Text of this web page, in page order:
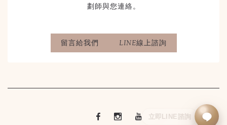
劃師與您連絡。
留言給我們 LINE線上諮詢
立即LINE諮詢